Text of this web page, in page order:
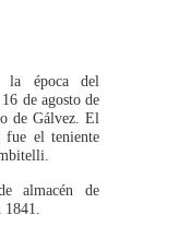
la época del
de agosto de
de Gálvez. El
fue el teniente
almacén de